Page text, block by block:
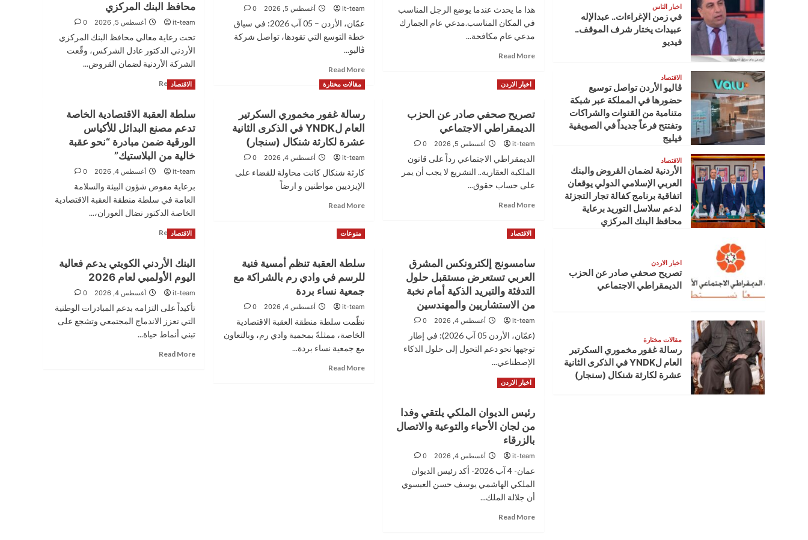
هذا ما يحدث عندما يوضع الرجل المناسب
في المكان المناسب.مدعي عام الجمارك
مدعي عام مكافحة...
Read More
في
الإغراءات..
عبدالإله
عبيدات
يختار
شرف
الموقف..
فيديو
it-team أغسطس 5, 2026 0
عمّان، الأردن – 05 آب 2026: في سياق
خطة التوسع التي تقودها، تواصل شركة
ڤاليو...
Read More
Read
more
about
الأردن
تواصل
توسيع
حضورها
في
المملكة
عبر
شبكة
متنامية
فرعاً
جديداً
في
الصويفية
فيليج
محافظ البنك المركزي
it-team أغسطس 5, 2026 0
تحت رعاية معالي محافظ البنك المركزي
الأردني الدكتور عادل الشركس، وقّعت
الشركة الأردنية لضمان القروض...
Read More
الأردنية
لضمان
القروض
والبنك
العربي
الإسلامي
الدولي
يوقعان
اتفاقية
برنامج
لدعم
سلاسل
التوريد
برعاية
محافظ
البنك
المركزي
اخبار الاردن
تصريح صحفي صادر عن الحزب
الديمقراطي الاجتماعي
it-team أغسطس 5, 2026 0
الديمقراطي الاجتماعي رداً على قانون
الملكية العقارية.. التشريع لا يجب أن يمر
على حساب حقوق...
Read More
صادر
عن
الحزب
الديمقراطي
الاجتماعي
مقالات مختارة
رسالة غفور مخموري السكرتير
العام لYNDK في الذكرى الثانية
عشرة لكارثة شنكال (سنجار)
it-team أغسطس 4, 2026 0
كارثة شنكال كانت محاولة للقضاء على
الإیزديين مواطنين و ارضاً
Read More
Read
مخموري
السكرتير
العام
لYNDK
في
الذكرى
الثانية
عشرة
لكارثة
شنكال
الاقتصاد
سلطة العقبة الاقتصادية الخاصة
تدعم مصنع البدائل للأكياس
الورقية ضمن مبادرة “نحو عقبة
خالية من البلاستيك”
it-team أغسطس 4, 2026 0
برعاية مفوض شؤون البيئة والسلامة
العامة في سلطة منطقة العقبة الاقتصادية
الخاصة الدكتور نضال العوران،...
Read More
سلطة
العقبة
الاقتصادية
تدعم
مصنع
البدائل
الاقتصاد
سامسونج إلكترونكس المشرق
العربي تستعرض مستقبل حلول
التدفئة والتبريد الذكية أمام نخبة
من الاستشاريين والمهندسين
it-team أغسطس 4, 2026 0
(عمّان، الأردن 05 آب 2026): في إطار
توجهها نحو دعم التحول إلى حلول الذكاء
الإصطناعي...
Read More
Read
سامسونج
إلكترونكس
تستعرض
مستقبل
حلول
التدفئة
منوعات
سلطة العقبة تنظم أمسية فنية
للرسم في وادي رم بالشراكة مع
جمعية نساء بردة
it-team أغسطس 4, 2026 0
نظّمت سلطة منطقة العقبة الاقتصادية
الخاصة، ممثلةً بمحمية وادي رم، وبالتعاون
مع جمعية نساء بردة...
Read More
Read
الاقتصاد
البنك الأردني الكويتي يدعم فعالية
اليوم الأولمبي لعام 2026
it-team أغسطس 4, 2026 0
تأكيداً على التزامه بدعم المبادرات الوطنية
التي تعزز الاندماج المجتمعي وتشجع على
تبني أنماط حياة...
Read More
اخبار الاردن
رئيس الديوان الملكي يلتقي وفدا
من لجان الأحياء والتوعية والاتصال
بالزرقاء
it-team أغسطس 4, 2026 0
عمان- 4 آب 2026- أكد رئيس الديوان
الملكي الهاشمي يوسف حسن العيسوي
أن جلالة الملك...
Read More
اخبار الناس
في زمن الإغراءات.. عبدالإله
عبيدات يختار شرف الموقف..
فيديو
الاقتصاد
ڤاليو الأردن تواصل توسيع
حضورها في المملكة عبر شبكة
متنامية من القنوات والشراكات
وتفتتح فرعاً جديداً في الصويفية
فيليج
الاقتصاد
الأردنية لضمان القروض والبنك
العربي الإسلامي الدولي يوقعان
اتفاقية برنامج كفالة تجار التجزئة
لدعم سلاسل التوريد برعاية
محافظ البنك المركزي
اخبار الاردن
تصريح صحفي صادر عن الحزب
الديمقراطي الاجتماعي
مقالات مختارة
رسالة غفور مخموري السكرتير
العام لYNDK في الذكرى الثانية
عشرة لكارثة شنكال (سنجار)